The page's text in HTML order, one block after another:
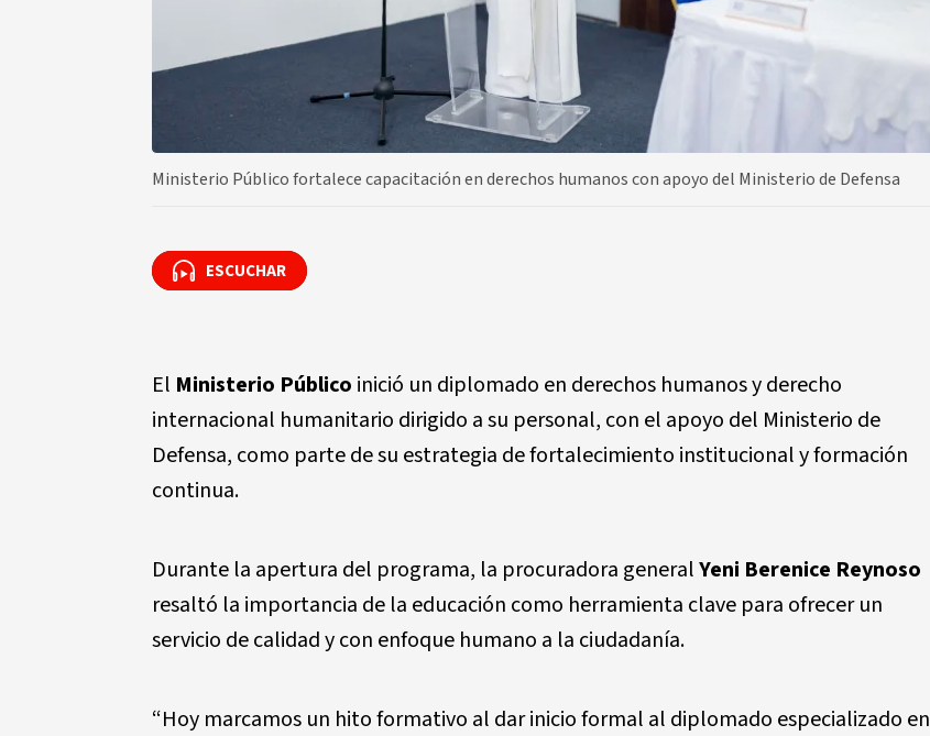
Ministerio Público fortalece capacitación en derechos humanos con apoyo del Ministerio de Defensa
ESCUCHAR
ESCUCHAR
El Ministerio Público inició un diplomado en derechos humanos y derecho
internacional humanitario dirigido a su personal, con el apoyo del Ministerio de
Defensa, como parte de su estrategia de fortalecimiento institucional y formación
continua.
Durante la apertura del programa, la procuradora generalYeni Berenice Reynoso
resaltó la importancia de la educación como herramienta clave para ofrecer un
servicio de calidad y con enfoque humano a la ciudadanía.
“Hoy marcamos un hito formativo al dar inicio formal al diplomado especializado en